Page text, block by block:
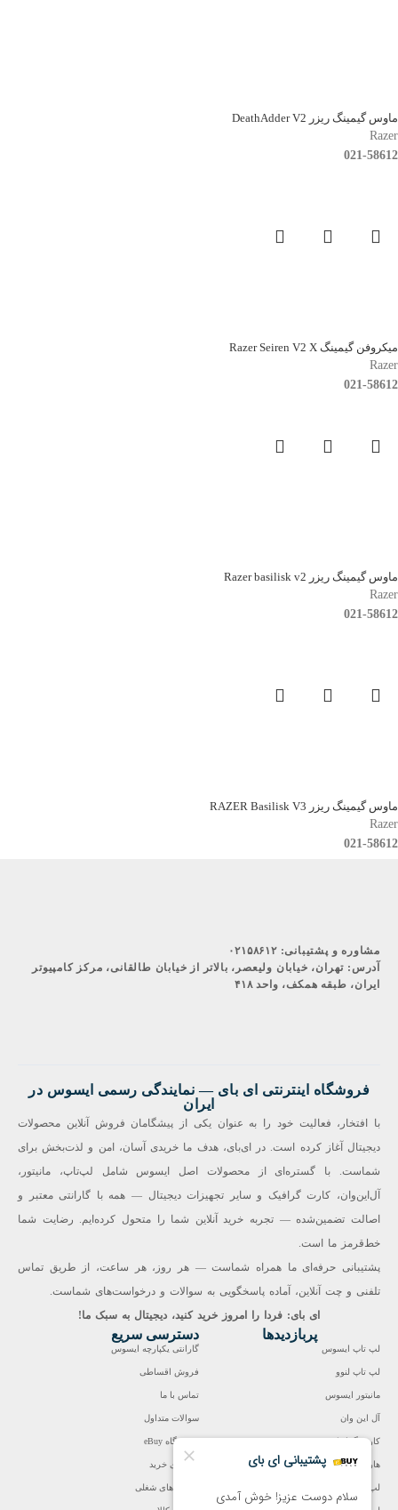
ماوس گیمینگ ریزر DeathAdder V2
Razer
021-58612
میکروفن گیمینگ Razer Seiren V2 X
Razer
021-58612
ماوس گیمینگ ریزر Razer basilisk v2
Razer
021-58612
ماوس گیمینگ ریزر RAZER Basilisk V3
Razer
021-58612
مشاوره و پشتیبانی: ۰۲۱۵۸۶۱۲
آدرس: تهران، خیابان ولیعصر، بالاتر از خیابان طالقانی، مرکز کامپیوتر
ایران، طبقه همکف، واحد ۴۱۸
فروشگاه اینترنتی ای‌ بای — نمایندگی رسمی ایسوس در
ایران
با افتخار، فعالیت خود را به عنوان یکی از پیشگامان فروش آنلاین محصولات
دیجیتال آغاز کرده است. در ای‌بای، هدف ما خریدی آسان، امن و لذت‌بخش برای
شماست. با گستره‌ای از محصولات اصل ایسوس شامل لپ‌تاپ، مانیتور،
آل‌این‌وان، کارت گرافیک و سایر تجهیزات دیجیتال — همه با گارانتی معتبر و
اصالت تضمین‌شده — تجربه خرید آنلاین شما را متحول کرده‌ایم. رضایت شما
خط‌قرمز ما است.
پشتیبانی حرفه‌ای ما همراه شماست — هر روز، هر ساعت، از طریق تماس
تلفنی و چت آنلاین، آماده پاسخگویی به سوالات و درخواست‌های شماست.
ای بای: فردا را امروز خرید کنید، دیجیتال به سبک ما!
پربازدیدها
لپ تاپ ایسوس
لپ تاپ لنوو
مانیتور ایسوس
آل این وان
کارت گرافیک
هارد اینترنال
لپ تاپ تا 20 میلیون
دسترسی سریع
گارانتی یکپارچه ایسوس
فروش اقساطی
تماس با ما
سوالات متداول
فروشگاه eBuy
راهنمای خرید
فرصت‌های شغلی